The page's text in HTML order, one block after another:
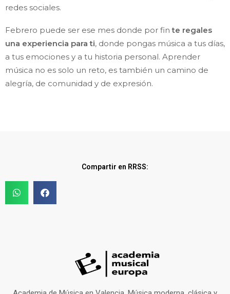
redes sociales.
Febrero puede ser ese mes donde por finte regales
una experiencia para ti, donde pongas música a tus días,
a tus emociones y a tu historia personal. Aprender
música no es solo un reto, es también un camino de
alegría, de comunidad y de expresión.
Compartir en RRSS: